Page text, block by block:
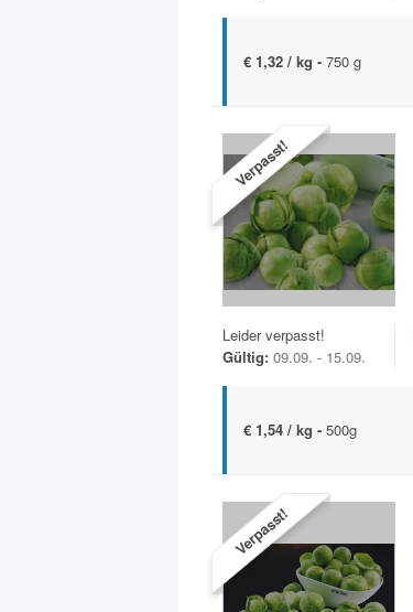
€ 1,32 / kg - 750 g
Verpasst!
Leider verpasst!
Gültig: 09.09. - 15.09.
€ 1,54 / kg - 500g
Verpasst!